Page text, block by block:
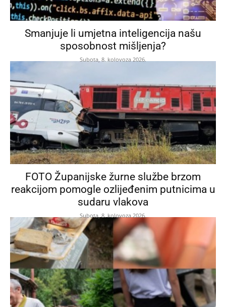
Smanjuje li umjetna inteligencija našu
sposobnost mišljenja?
Subota, 8. kolovoza 2026.
FOTO Županijske žurne službe brzom
reakcijom pomogle ozlijeđenim putnicima u
sudaru vlakova
Subota, 8. kolovoza 2026.